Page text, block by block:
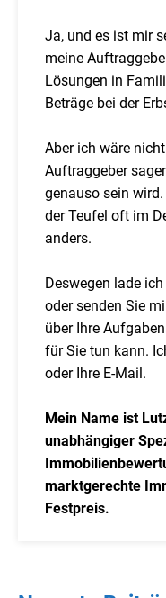
Ja, und es ist mir
meine
Lösungen in
Beträge bei der
Aber ich wäre
Auftraggeber
genauso sein
der Teufel oft im
anders.
Deswegen lade
oder senden Sie
über Ihre
für Sie tun kann.
oder Ihre E-Mail.
Mein Name ist
unabhängiger
marktgerechte
Festpreis.